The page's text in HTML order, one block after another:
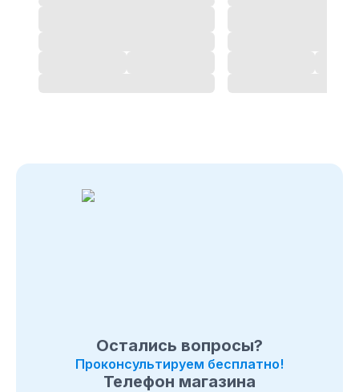
Остались вопросы?
Проконсультируем бесплатно!
Телефон магазина